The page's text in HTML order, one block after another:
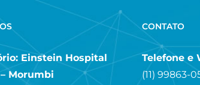
Einstein Hospital
Morumbi
CONTATO
Telefone e
(11) 99863-